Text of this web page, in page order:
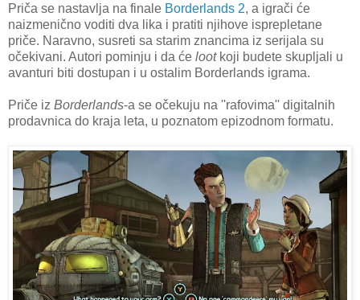
Priča se nastavlja na finale Borderlands 2, a igrači će
naizmenično voditi dva lika i pratiti njihove isprepletane
priče. Naravno, susreti sa starim znancima iz serijala su
očekivani. Autori pominju i da će loot koji budete skupljali u
avanturi biti dostupan i u ostalim Borderlands igrama.
Priče iz Borderlands-a se očekuju na ''rafovima'' digitalnih
prodavnica do kraja leta, u poznatom epizodnom formatu.